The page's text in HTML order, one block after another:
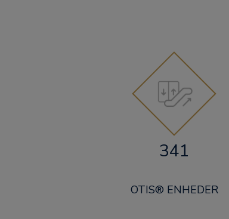
341
OTIS® ENHEDER